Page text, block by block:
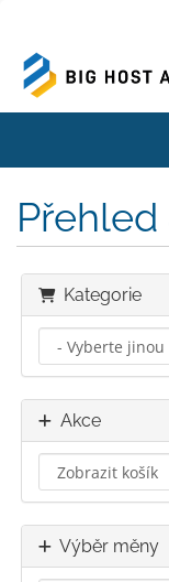
Přehled
Kategorie
Akce
Výběr měny